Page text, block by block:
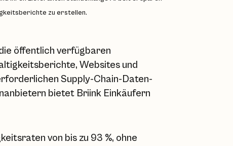
zu erstellen.
öffentlich verfügbaren
Websites und
Supply-Chain-Daten-
bietet Briink Einkäufern
von bis zu 93 %, ohne